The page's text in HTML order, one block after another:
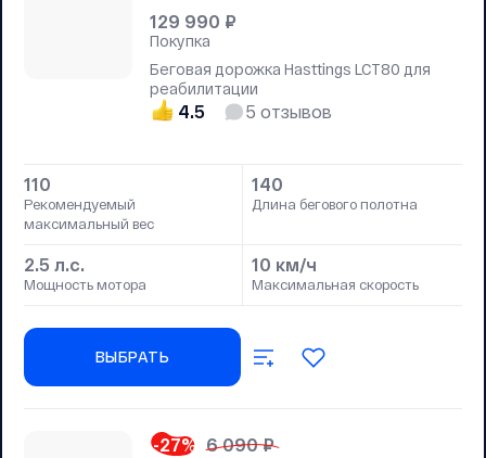
129 990 ₽
Покупка
Беговая дорожка Hasttings LCT80 для
реабилитации
4.5 5 отзывов
110
Рекомендуемый
максимальный вес
140
Длина бегового полотна
2.5 л.с.
Мощность мотора
10 км/ч
Максимальная скорость
ВЫБРАТЬ
-27% 6 090 ₽